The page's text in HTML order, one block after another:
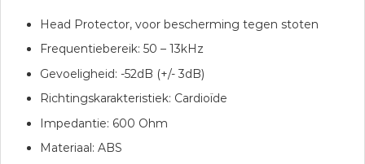
Head Protector, voor bescherming tegen stoten
Frequentiebereik: 50 – 13kHz
Gevoeligheid: -52dB (+/- 3dB)
Richtingskarakteristiek: Cardioïde
Impedantie: 600 Ohm
Materiaal: ABS